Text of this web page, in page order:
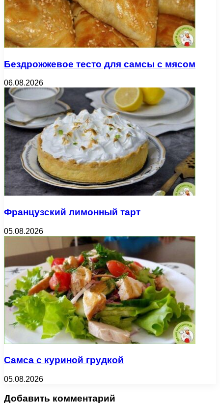
Бездрожжевое тесто для самсы с мясом
06.08.2026
Французский лимонный тарт
05.08.2026
Самса с куриной грудкой
05.08.2026
Добавить комментарий